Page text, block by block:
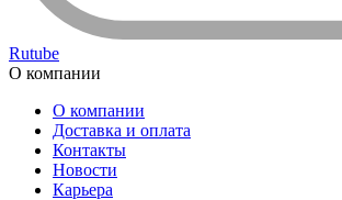
Rutube
О компании
О компании
Доставка и оплата
Контакты
Новости
Карьера